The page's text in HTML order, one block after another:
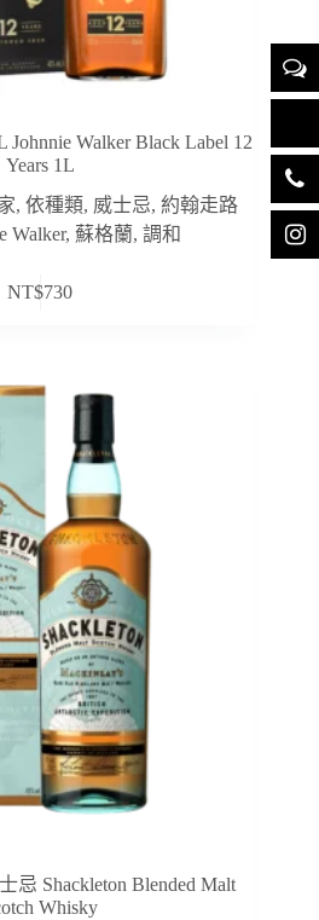
Walker Black Label 12
Years 1L
,依種類, 威士忌,約翰走路
Walker, 蘇格蘭, 調和
NT$730
忌 Shackleton Blended Malt
Whisky